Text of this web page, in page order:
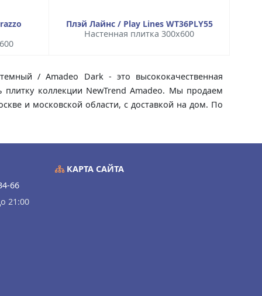
Плэй Лайнс / Play Lines WT36PLY55
Настенная плитка 300x600
/ Amadeo Dark - это высококачественная
коллекции NewTrend Amadeo. Мы продаем
и московской области, с доставкой на дом. По
66
21:00
КАРТА САЙТА